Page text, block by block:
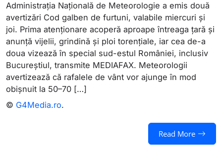
Administrația Națională de Meteorologie a emis două
avertizări Cod galben de furtuni, valabile miercuri și
joi. Prima atenționare acoperă aproape întreaga țară și
anunță vijelii, grindină și ploi torențiale, iar cea de-a
doua vizează în special sud-estul României, inclusiv
Bucureștiul, transmite MEDIAFAX. Meteorologii
avertizează că rafalele de vânt vor ajunge în mod
obișnuit la 50–70 […]
© G4Media.ro.
Read More